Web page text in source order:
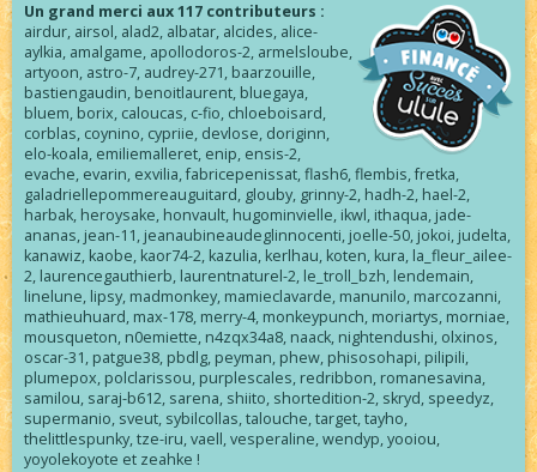
Un grand merci aux 117 contributeurs :
airdur, airsol, alad2, albatar, alcides, alice-
aylkia, amalgame, apollodoros-2, armelsloube,
artyoon, astro-7, audrey-271, baarzouille,
bastiengaudin, benoitlaurent, bluegaya,
bluem, borix, caloucas, c-fio, chloeboisard,
corblas, coynino, cypriie, devlose, doriginn,
elo-koala, emiliemalleret, enip, ensis-2,
evache, evarin, exvilia, fabricepenissat, flash6, flembis, fretka,
galadriellepommereauguitard, glouby, grinny-2, hadh-2, hael-2,
harbak, heroysake, honvault, hugominvielle, ikwl, ithaqua, jade-
ananas, jean-11, jeanaubineaudeglinnocenti, joelle-50, jokoi, judelta,
kanawiz, kaobe, kaor74-2, kazulia, kerlhau, koten, kura, la_fleur_ailee-
2, laurencegauthierb, laurentnaturel-2, le_troll_bzh, lendemain,
linelune, lipsy, madmonkey, mamieclavarde, manunilo, marcozanni,
mathieuhuard, max-178, merry-4, monkeypunch, moriartys, morniae,
mousqueton, n0emiette, n4zqx34a8, naack, nightendushi, olxinos,
oscar-31, patgue38, pbdlg, peyman, phew, phisosohapi, pilipili,
plumepox, polclarissou, purplescales, redribbon, romanesavina,
samilou, saraj-b612, sarena, shiito, shortedition-2, skryd, speedyz,
supermanio, sveut, sybilcollas, talouche, target, tayho,
thelittlespunky, tze-iru, vaell, vesperaline, wendyp, yooiou,
yoyolekoyote et zeahke !